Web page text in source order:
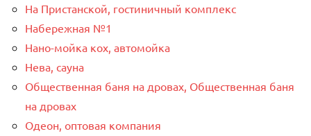
На Пристанской, гостиничный комплекс
Набережная №1
Нано-мойка кох, автомойка
Нева, сауна
Общественная баня на дровах, Общественная баня
на дровах
Одеон, оптовая компания